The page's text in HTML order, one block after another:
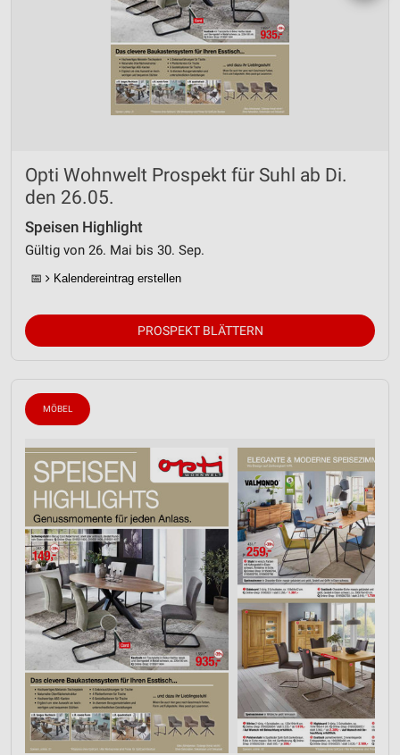
Opti Wohnwelt Prospekt für Suhl ab Di.
den 26.05.
Speisen Highlight
Gültig von 26. Mai bis 30. Sep.
📅 Kalendereintrag erstellen
PROSPEKT BLÄTTERN
MÖBEL